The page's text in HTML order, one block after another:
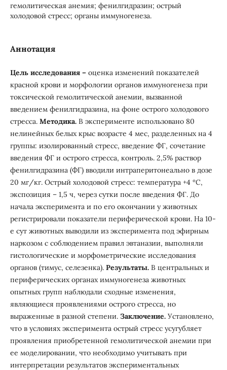
гемолитическая анемия; фенилгидразин; острый
холодовой стресс; органы иммуногенеза.
Аннотация
Цель исследования – оценка изменений показателей
красной крови и морфологии органов иммуногенеза при
токсической гемолитической анемии, вызванной
введением фенилгидразина, на фоне острого холодового
стресса. Методика.В эксперименте использовано 80
нелинейных белых крыс возрасте 4 мес, разделенных на 4
группы: изолированный стресс, введение ФГ, сочетание
введения ФГ и острого стресса, контроль. 2,5% раствор
фенилгидразина (ФГ) вводили интраперитонеально в дозе
20 мг/кг. Острый холодовой стресс: температура +4 ºС,
экспозиция – 1,5 ч, через сутки после введения ФГ. До
начала эксперимента и по его окончании у животных
регистрировали показатели периферической крови. На 10-
е сут животных выводили из эксперимента под эфирным
наркозом с соблюдением правил эвтаназии, выполняли
гистологические и морфометрические исследования
органов (тимус, селезенка). Результаты.В центральных и
периферических органах иммуногенеза животных
опытных групп наблюдали сходные изменения,
являющиеся проявлениями острого стресса, но
выраженные в разной степени. Заключение.Установлено,
что в условиях эксперимента острый стресс усугубляет
проявления приобретенной гемолитической анемии при
ее моделировании, что необходимо учитывать при
интерпретации результатов экспериментальных